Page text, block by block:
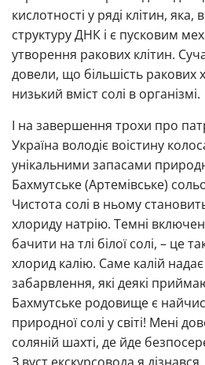
кислотності у ряді клітин,
структуру ДНК і є пусковим
утворення ракових клітин.
довели, що більшість ракових
низький вміст солі в організмі.
І на завершення трохи про
Україна володіє воістину
унікальними запасами
Бахмутське (Артемівське)
Чистота солі в ньому
хлориду натрію. Темні
бачити на тлі білої солі, – це
хлорид калію. Саме калій
забарвлення, які деякі
Бахмутське родовище є
природної солі у світі! Мені
соляній шахті, де йде
З вуст екскурсовода я